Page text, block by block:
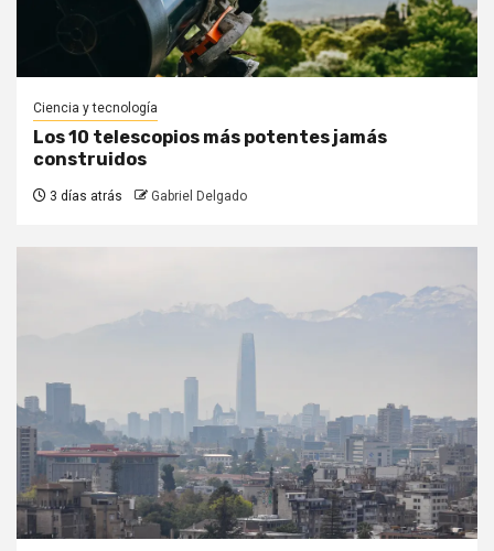
Ciencia y tecnología
Los 10 telescopios más potentes jamás
construidos
3 días atrás Gabriel Delgado